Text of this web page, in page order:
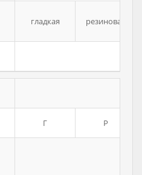
гладкая резиновая
Г Р